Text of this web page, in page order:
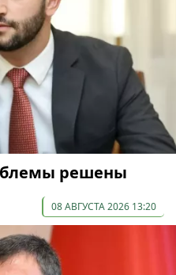
решены
08 АВГУСТА 2026 13:20